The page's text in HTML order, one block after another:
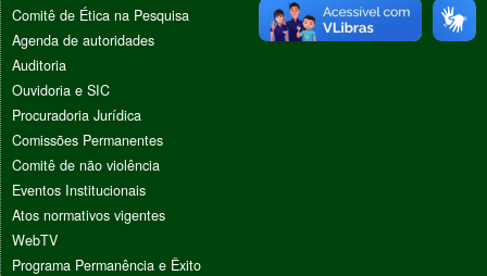
Comitê de Ética na Pesquisa
Agenda de autoridades
Auditoria
Ouvidoria e SIC
Procuradoria Jurídica
Comissões Permanentes
Comitê de não violência
Eventos Institucionais
Atos normativos vigentes
WebTV
Programa Permanência e Êxito